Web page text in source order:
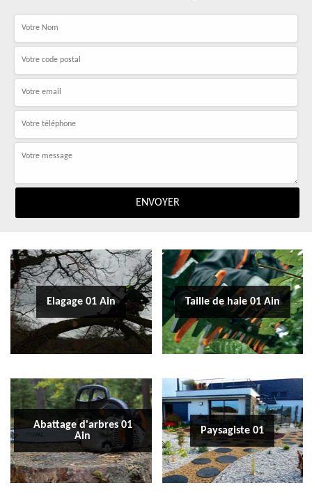
Elagage 01 Ain Taille de haie 01 Ain
Abattage d'arbres 01
Ain
Paysagiste 01